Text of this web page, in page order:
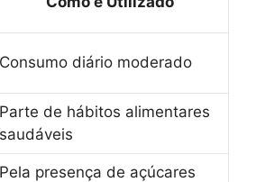
Consumo diário moderado
Parte de hábitos alimentares
saudáveis
Pela presença de açúcares